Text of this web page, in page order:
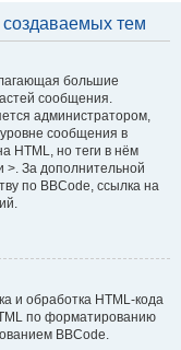
тем
большие
сообщения.
администратором,
сообщения в
HTML, но теги в нём
>. За дополнительной
по BBCode, ссылка на
и обработка HTML-кода
по форматированию
BBCode.